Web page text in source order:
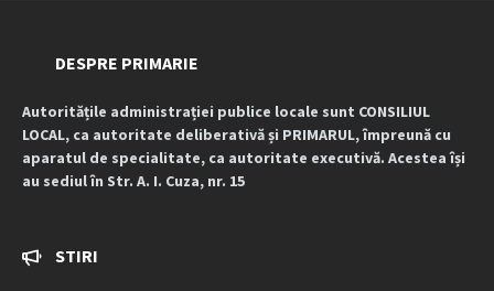
DESPRE PRIMARIE
Autoritățile administrației publice locale sunt CONSILIUL
LOCAL, ca autoritate deliberativă și PRIMARUL, împreună cu
aparatul de specialitate, ca autoritate executivă. Acestea își
au sediul în Str. A. I. Cuza, nr. 15
STIRI